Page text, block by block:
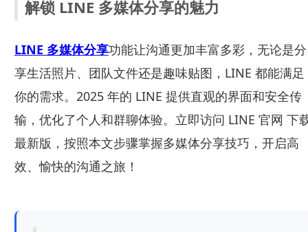
解锁 LINE 多媒体分享的魅力
LINE 多媒体分享功能让沟通更加丰富多彩，无论是分
享生活照片、团队文件还是趣味贴图，LINE 都能满足
你的需求。2025 年的 LINE 提供直观的界面和安全传
输，优化了个人和群聊体验。立即访问 LINE 官网 下
最新版，按照本文步骤掌握多媒体分享技巧，开启高
效、愉快的沟通之旅！